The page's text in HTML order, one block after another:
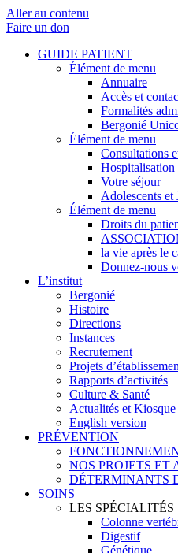
Aller au contenu
Faire un don
GUIDE PATIENT
Élément de menu
Annuaire
Accès et
Formalités
Bergonié
Élément de menu
Consultations
Hospitalisation
Votre séjour
Adolescents et
Élément de menu
Droits du
la vie après le
Donnez-nous
L’institut
Bergonié
Histoire
Directions
Instances
Recrutement
Projets
Rapports d’activités
Culture & Santé
Actualités et Kiosque
English version
PRÉVENTION
NOS PROJETS ET
DÉTERMINANTS
SOINS
LES SPÉCIALITÉS
Colonne
Digestif
Génétique